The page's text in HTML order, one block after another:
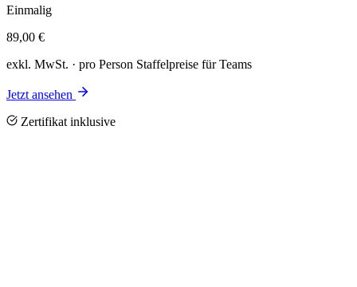
Einmalig
89,00 €
exkl. MwSt. · pro Person Staffelpreise für Teams
Jetzt ansehen
Zertifikat inklusive